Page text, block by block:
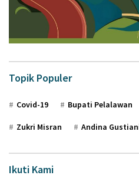
Topik Populer
Covid-19 Bupati Pelalawan
Zukri Misran Andina
Ikuti Kami